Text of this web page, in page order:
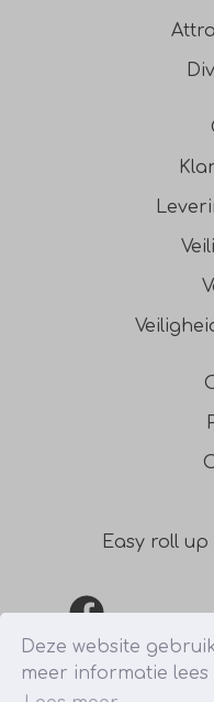
Deze website
meer informatie
Easy roll